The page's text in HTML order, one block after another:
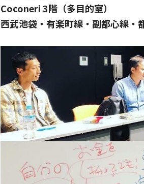
Coconeri 3階（多目的室）
西武池袋・有楽町線・副都心線・